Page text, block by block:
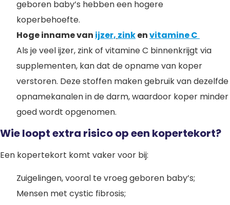
geboren baby’s hebben een hogere
koperbehoefte.
Hoge inname van ijzer, zinkenvitamine C
Als je veel ijzer, zink of vitamine C binnenkrijgt via
supplementen, kan dat de opname van koper
verstoren. Deze stoffen maken gebruik van dezelfde
opnamekanalen in de darm, waardoor koper minder
goed wordt opgenomen.
Wie loopt extra risico op een kopertekort?
Een kopertekort komt vaker voor bij:
Zuigelingen, vooral te vroeg geboren baby’s;
Mensen met cystic fibrosis;